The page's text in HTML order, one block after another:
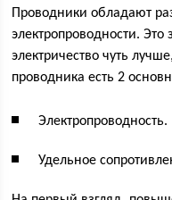
Проводники обладают
электропроводности. Это
электричество чуть
проводника есть 2
Электропроводность.
Удельное